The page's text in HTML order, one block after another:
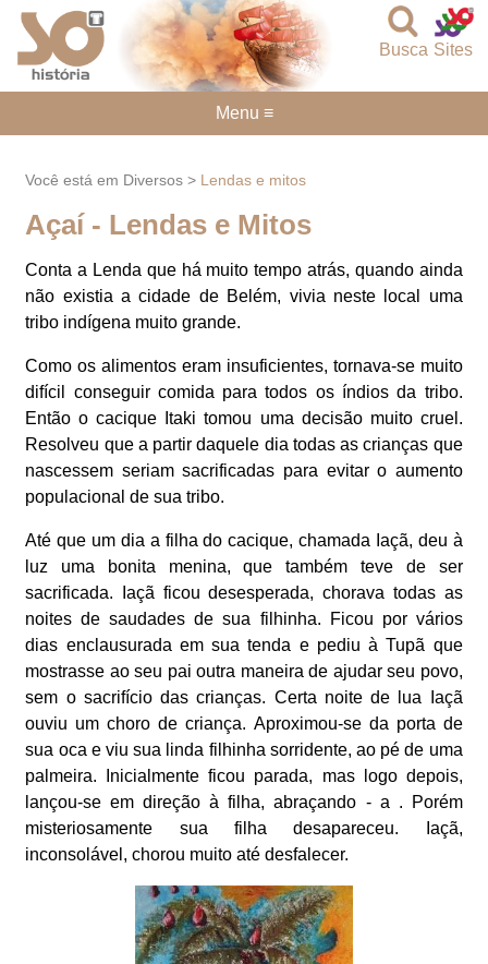
Sites
Busca
Você está em Diversos > Lendas e mitos
Açaí - Lendas e Mitos
Conta a Lenda que há muito tempo atrás, quando ainda
não existia a cidade de Belém, vivia neste local uma
tribo indígena muito grande.
Como os alimentos eram insuficientes, tornava-se muito
difícil conseguir comida para todos os índios da tribo.
Então o cacique Itaki tomou uma decisão muito cruel.
Resolveu que a partir daquele dia todas as crianças que
nascessem seriam sacrificadas para evitar o aumento
populacional de sua tribo.
Até que um dia a filha do cacique, chamada Iaçã, deu à
luz uma bonita menina, que também teve de ser
sacrificada. Iaçã ficou desesperada, chorava todas as
noites de saudades de sua filhinha. Ficou por vários
dias enclausurada em sua tenda e pediu à Tupã que
mostrasse ao seu pai outra maneira de ajudar seu povo,
sem o sacrifício das crianças. Certa noite de lua Iaçã
ouviu um choro de criança. Aproximou-se da porta de
sua oca e viu sua linda filhinha sorridente, ao pé de uma
palmeira. Inicialmente ficou parada, mas logo depois,
lançou-se em direção à filha, abraçando - a . Porém
misteriosamente sua filha desapareceu. Iaçã,
inconsolável, chorou muito até desfalecer.